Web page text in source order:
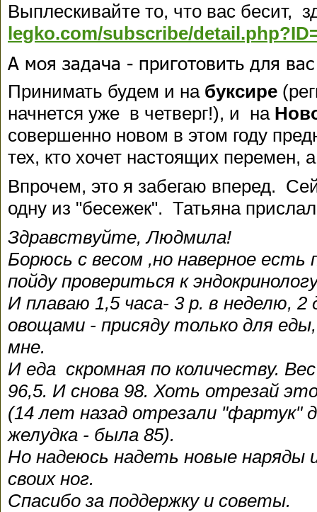
Выплескивайте то, что вас бесит,
legko.com/subscribe/
А моя задача - приготовить для
Принимать будем и на буксире
начнется уже в четверг!), и на
совершенно новом в этом году
тех, кто хочет настоящих перемен,
Впрочем, это я забегаю вперед.
одну из "бесежек". Татьяна
Здравствуйте, Людмила!
Борюсь с весом ,но наверное
пойду провериться к
И плаваю 1,5 часа- 3 р. в неделю, 2
овощами - присяду только для
мне.
И еда скромная по количеству.
96,5. И снова 98. Хоть отрезай
(14 лет назад отрезали "фартук"
желудка - была 85).
Но надеюсь надеть новые наряды
своих ног.
Спасибо за поддержку и советы.